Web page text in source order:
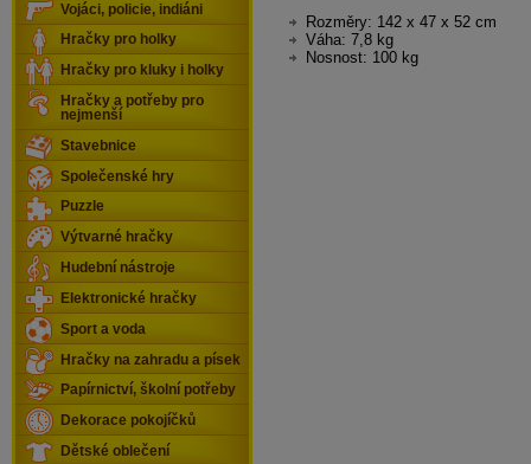
Rozměry: 142 x 47 x 52 cm
Váha: 7,8 kg
Nosnost: 100 kg
Vojáci, policie, indiáni
Hračky pro holky
Hračky pro kluky i holky
Hračky a potřeby pro
nejmenší
Stavebnice
Společenské hry
Puzzle
Výtvarné hračky
Hudební nástroje
Elektronické hračky
Sport a voda
Hračky na zahradu a písek
Papírnictví, školní potřeby
Dekorace pokojíčků
Dětské oblečení